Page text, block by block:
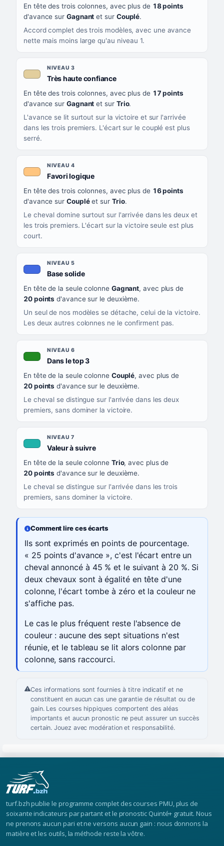
En tête des trois colonnes, avec plus de 18 points
d'avance sur Gagnant et sur Couplé.
Accord complet des trois modèles, avec une avance
nette mais moins large qu'au niveau 1.
NIVEAU 3
Très haute confiance, couleur beige
En tête des trois colonnes, avec plus de 17 points
d'avance sur Gagnant et sur Trio.
L'avance se lit surtout sur la victoire et sur l'arrivée
dans les trois premiers. L'écart sur le couplé est plus
serré.
NIVEAU 4
Favori logique, couleur orange clair
En tête des trois colonnes, avec plus de 16 points
d'avance sur Coupléet sur Trio.
Le cheval domine surtout sur l'arrivée dans les deux et
les trois premiers. L'écart sur la victoire seule est plus
court.
NIVEAU 5
Base solide, couleur bleu roi
En tête de la seule colonne Gagnant, avec plus de
20 points d'avance sur le deuxième.
Un seul de nos modèles se détache, celui de la victoire.
Les deux autres colonnes ne le confirment pas.
NIVEAU 6
Dans le top 3, couleur verte
En tête de la seule colonne Couplé, avec plus de
20 points d'avance sur le deuxième.
Le cheval se distingue sur l'arrivée dans les deux
premiers, sans dominer la victoire.
NIVEAU 7
Valeur à suivre, couleur turquoise
En tête de la seule colonne Trio, avec plus de
20 points d'avance sur le deuxième.
Le cheval se distingue sur l'arrivée dans les trois
premiers, sans dominer la victoire.
Comment lire ces écarts
Ils sont exprimés en points de pourcentage.
« 25 points d'avance », c'est l'écart entre un
cheval annoncé à 45 % et le suivant à 20 %. Si
deux chevaux sont à égalité en tête d'une
colonne, l'écart tombe à zéro et la couleur ne
s'affiche pas.
Le cas le plus fréquent reste l'absence de
couleur : aucune des sept situations n'est
réunie, et le tableau se lit alors colonne par
colonne, sans raccourci.
Ces informations sont fournies à titre indicatif et ne
constituent en aucun cas une garantie de résultat ou de
gain. Les courses hippiques comportent des aléas
importants et aucun pronostic ne peut assurer un succès
certain. Jouez avec modération et responsabilité.
turf.bzh publie le programme complet des courses PMU, plus de
soixante indicateurs par partant et le pronostic Quinté+ gratuit. Nous
ne prenons aucun pari et ne versons aucun gain : nous donnons la
matière et les outils, la méthode reste la vôtre.